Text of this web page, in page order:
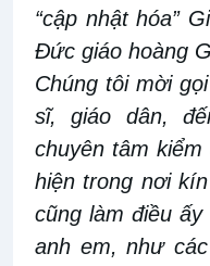
“cập nhật hóa”
Đức giáo hoàng
Chúng tôi mời
sĩ, giáo dân,
chuyên tâm
hiện trong nơi
cũng làm điều
anh em, như